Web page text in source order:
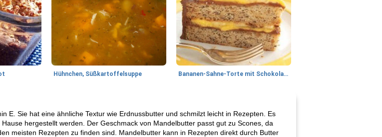
Hühnchen, Süßkartoffelsuppe Bananen-Sahne-Torte mit Schokoladenglasur
E. Sie hat eine ähnliche Textur wie Erdnussbutter und schmilzt leicht in Rezepten. Es
hergestellt werden. Der Geschmack von Mandelbutter passt gut zu Scones, da
meisten Rezepten zu finden sind. Mandelbutter kann in Rezepten direkt durch Butter